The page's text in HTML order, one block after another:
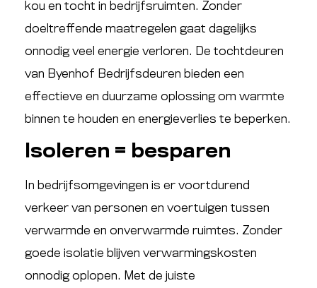
kou en tocht in bedrijfsruimten. Zonder
doeltreffende maatregelen gaat dagelijks
onnodig veel energie verloren. De tochtdeuren
van Byenhof Bedrijfsdeuren bieden een
effectieve en duurzame oplossing om warmte
binnen te houden en energieverlies te beperken.
Isoleren = besparen
In bedrijfsomgevingen is er voortdurend
verkeer van personen en voertuigen tussen
verwarmde en onverwarmde ruimtes. Zonder
goede isolatie blijven verwarmingskosten
onnodig oplopen. Met de juiste